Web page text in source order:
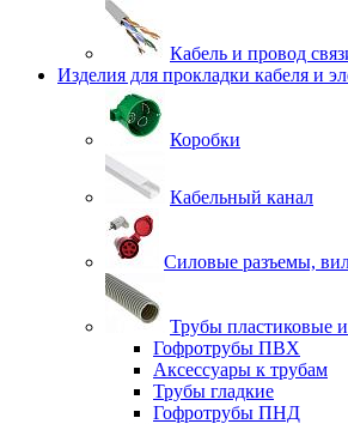
Кабель и провод
Изделия для прокладки кабеля и
Коробки
Кабельный канал
Силовые разъемы,
Трубы пластиковые
Гофротрубы ПВХ
Аксессуары к трубам
Трубы гладкие
Гофротрубы ПНД